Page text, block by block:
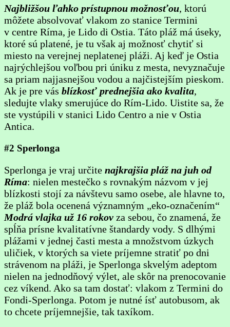
Najbližšou ľahko prístupnou možnosťou, ktorú
môžete absolvovať vlakom zo stanice Termini
v centre Ríma, je Lido di Ostia. Táto pláž má úseky,
ktoré sú platené, je tu však aj možnosť chytiť si
miesto na verejnej neplatenej pláži. Aj keď je Ostia
najrýchlejšou voľbou pri úniku z mesta, nevyznačuje
sa priam najjasnejšou vodou a najčistejším pieskom.
Ak je pre vás blízkosť prednejšia ako kvalita,
sledujte vlaky smerujúce do Rím-Lido. Uistite sa, že
ste vystúpili v stanici Lido Centro a nie v Ostia
Antica.
#2 Sperlonga
Sperlonga je vraj určite najkrajšia pláž na juh od
Ríma: nielen mestečko s rovnakým názvom v jej
blízkosti stojí za návštevu samo osebe, ale hlavne to,
že pláž bola ocenená významným „eko-označením“
Modrá vlajka už 16 rokov za sebou, čo znamená, že
spĺňa prísne kvalitatívne štandardy vody. S dlhými
plážami v jednej časti mesta a množstvom úzkych
uličiek, v ktorých sa viete príjemne stratiť po dni
strávenom na pláži, je Sperlonga skvelým adeptom
nielen na jednodňový výlet, ale skôr na prenocovanie
cez víkend. Ako sa tam dostať: vlakom z Termini do
Fondi-Sperlonga. Potom je nutné ísť autobusom, ak
to chcete príjemnejšie, tak taxíkom.